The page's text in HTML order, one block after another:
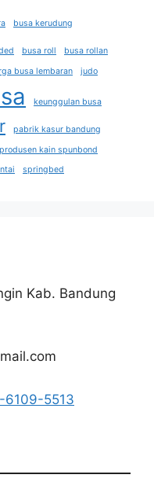
busa kerudung
busa roll
busa rollan
busa lembaran judo
keunggulan busa
pabrik kasur bandung
produsen kain spunbond
springbed
Kab. Bandung
6109-5513